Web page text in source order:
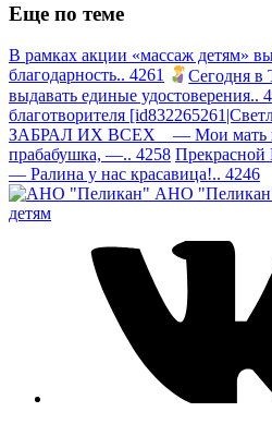
Еще по теме
В рамках акции «массаж детям»
благодарность.. 4261
Сегодня в
выдавать единые удостоверения..
благотворителя
ЗАБРАЛ ИХ ВСЕХ — Мои мать и
прабабушка, —.. 4258 Прекрасной
— Ралина у нас красавица!.. 4246
АНО
детям